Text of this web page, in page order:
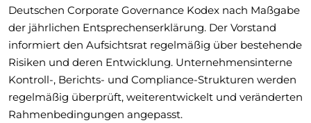
Deutschen Corporate Governance Kodex nach Maßgabe
der jährlichen Entsprechenserklärung. Der Vorstand
informiert den Aufsichtsrat regelmäßig über bestehende
Risiken und deren Entwicklung. Unternehmensinterne
Kontroll-, Berichts- und Compliance-Strukturen werden
regelmäßig überprüft, weiterentwickelt und veränderten
Rahmenbedingungen angepasst.